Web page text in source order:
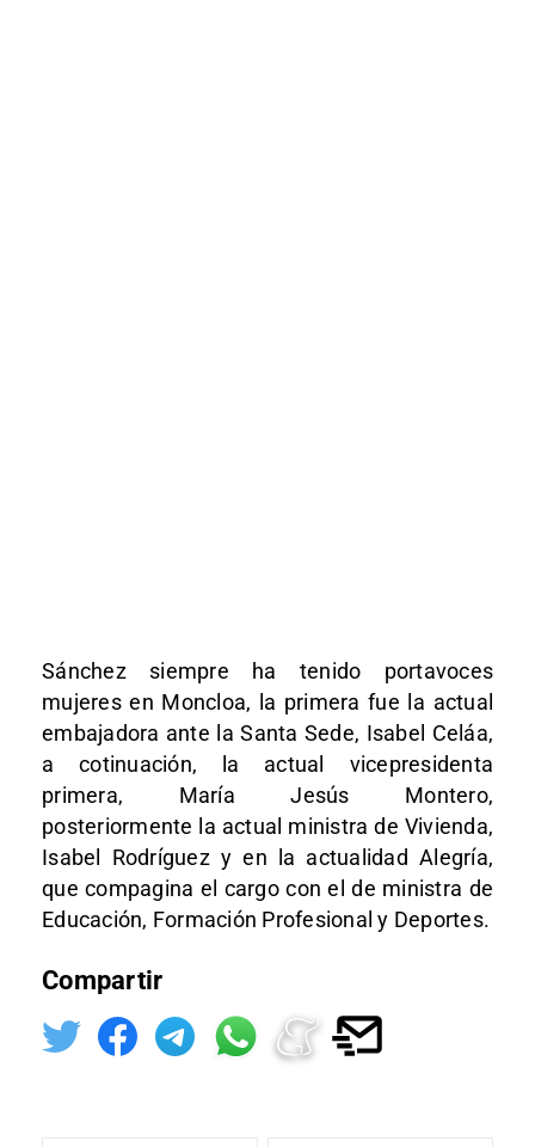
Sánchez siempre ha tenido portavoces
mujeres en Moncloa, la primera fue la actual
embajadora ante la Santa Sede, Isabel Celáa,
a cotinuación, la actual vicepresidenta
primera, María Jesús Montero,
posteriormente la actual ministra de Vivienda,
Isabel Rodríguez y en la actualidad Alegría,
que compagina el cargo con el de ministra de
Educación, Formación Profesional y Deportes.
Compartir